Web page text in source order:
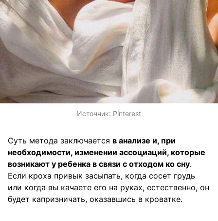
Источник: Pinterest
Суть метода заключается в анализе и, при
необходимости, изменении ассоциаций, которые
возникают у ребенка в связи с отходом ко сну.
Если кроха привык засыпать, когда сосет грудь
или когда вы качаете его на руках, естественно, он
будет капризничать, оказавшись в кроватке.